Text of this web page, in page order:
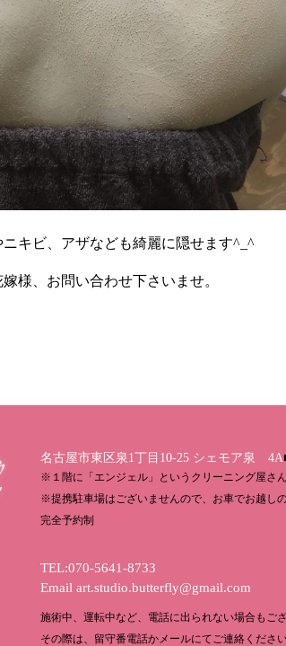
キビ、アザなども綺麗に隠せます^_^
様、お問い合わせ下さいませ。
名古屋市東区泉1丁目10-25 シェモア泉 4A
※１階に「エンジェル」というクリーニング屋さん
※提携駐車場はございませんので、お車でお越し
完全予約制
TEL:070-5641-8733
Email art.studio.butterfly@gmail.com
施術中、運転中など、電話に出られない場合もござ
その際は、留守番電話かメールにてご連絡くださ